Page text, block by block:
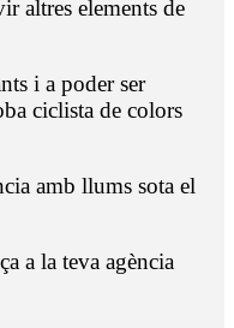
altres elements de
i a poder ser
ciclista de colors
amb llums sota el
a la teva agència